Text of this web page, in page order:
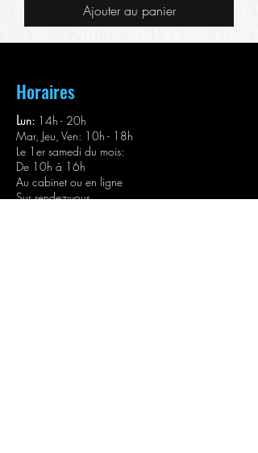
Ajouter au panier
Horaires
Lun: 14h - 20h
Mar, Jeu, Ven: 10h - 18h
Le 1er samedi du mois:
De 10h à 16h
Au cabinet ou en ligne
Sur rendez-vous